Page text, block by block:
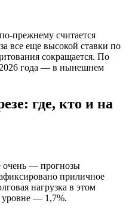
прежнему считается
все еще высокой ставки по
сокращается. По
2026 года — в нынешнем
где, кто и на
— прогнозы
приличное
нагрузка в этом
уровне — 1,7%.